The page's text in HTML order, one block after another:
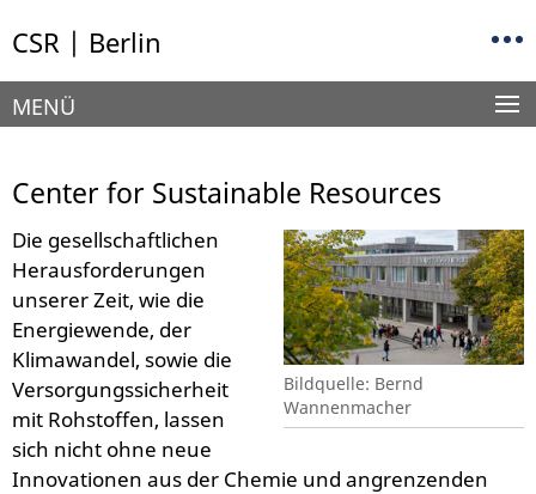
direkt
Inhalt
CSR | Berlin
Service-
Navigation
MENÜ
Center for Sustainable Resources
Bildquelle: Bernd
Wannenmacher
Die gesellschaftlichen
Herausforderungen
unserer Zeit, wie die
Energiewende, der
Klimawandel, sowie die
Versorgungssicherheit
mit Rohstoffen, lassen
sich nicht ohne neue
Innovationen aus der Chemie und angrenzenden